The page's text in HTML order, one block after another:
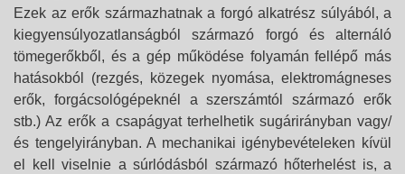
Ezek az erők származhatnak a forgó alkatrész súlyából, a
kiegyensúlyozatlanságból származó forgó és alternáló
tömegerőkből, és a gép működése folyamán fellépő más
hatásokból (rezgés, közegek nyomása, elektromágneses
erők, forgácsológépeknél a szerszámtól származó erők
stb.) Az erők a csapágyat terhelhetik sugárirányban vagy/
és tengelyirányban. A mechanikai igénybevételeken kívül
el kell viselnie a súrlódásból származó hőterhelést is, a